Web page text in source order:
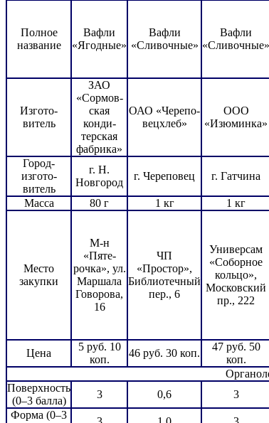
Полное
название
Вафли
«Ягодные»
Вафли
«Сливочные»
Вафли
«Сливочные»
Изгото-
витель
ЗАО
«Сормов-
ская
конди-
терская
фабрика»
ОАО «Черепо-
вецхлеб»
ООО
«Изюминка»
Город-
изгото-
витель
г. Н.
Новгород
г. Череповец г. Гатчина
Масса 80 г 1 кг 1 кг
Место
закупки
М-н
«Пяте-
рочка», ул.
Маршала
Говорова,
16
ЧП
«Простор»,
Библиотечный
пер., 6
Универсам
«Соборное
кольцо»,
Московский
пр., 222
Цена
5 руб. 10
коп.
46 руб. 30 коп.
47 руб. 50
коп.
Поверхность
(0–3 балла)
3 0,6 3
Форма (0–3